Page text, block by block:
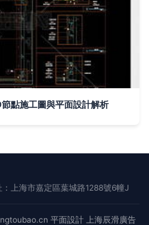
點施工圖與平面設計解析
：上海市嘉定區葉城路1288號6幢J
平面設計
上海辰滑廣告